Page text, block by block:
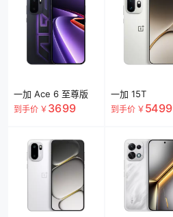
一加 Ace 6 至尊版
到手价 ￥ 3699
一加 15T
到手价 ￥ 5499